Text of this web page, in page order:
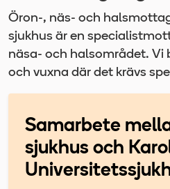
Öron-, näs- och
sjukhus är en
näsa- och halsområdet. Vi
och vuxna där det krävs
Samarbete
sjukhus och